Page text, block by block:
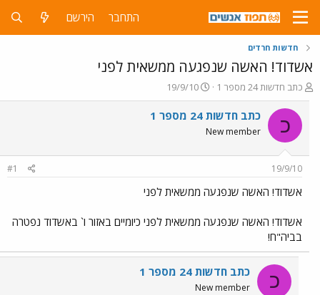
התחבר הירשם
חדשות חרדים
אשדוד! האשה שנפגעה ממשאית לפני
פ
ו
ת
ח
ה
ו
ש
א
כתב חדשות 24 מספר 1
פ
ו
ר
ר
19/9/10
כ כתב חדשות 24 מספר 1
New member
19/9/10
#1
אשדוד! האשה שנפגעה ממשאית לפני
אשדוד! האשה שנפגעה ממשאית לפני כיומיים באזור ו` באשדוד נפטרה
בביה"ח!
כ כתב חדשות 24 מספר 1
New member